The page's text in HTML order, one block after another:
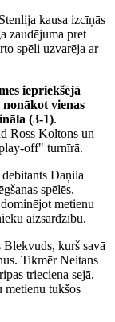
kausa izcīņās
zaudējuma pret
spēli uzvarēja ar
iepriekšējā
vienas
(3-1).
Ross Koltons un
off" turnīrā.
Daņila
spēlēs.
metienu
aizsardzību.
kurš savā
Tikmēr Neitans
trieciena sejā,
metienu tukšos